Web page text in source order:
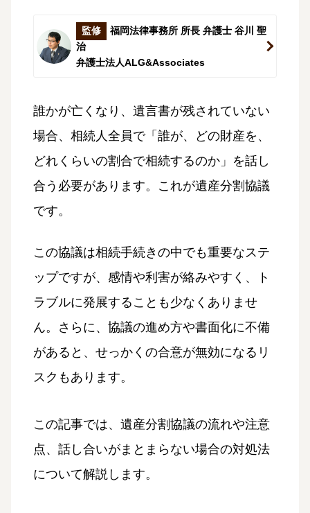
監修
福岡法律事務所 所長 弁護士 谷川 聖
治
弁護士法人ALG&Associates
誰かが亡くなり、遺言書が残されていない
場合、相続人全員で「誰が、どの財産を、
どれくらいの割合で相続するのか」を話し
合う必要があります。これが遺産分割協議
です。
この協議は相続手続きの中でも重要なステ
ップですが、感情や利害が絡みやすく、ト
ラブルに発展することも少なくありませ
ん。さらに、協議の進め方や書面化に不備
があると、せっかくの合意が無効になるリ
スクもあります。
この記事では、遺産分割協議の流れや注意
点、話し合いがまとまらない場合の対処法
について解説します。